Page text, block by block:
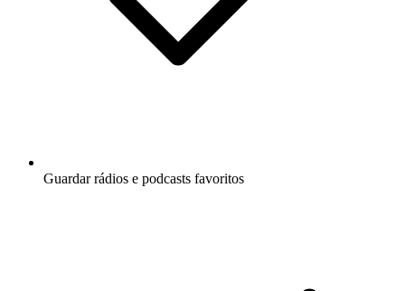
Guardar rádios e podcasts favoritos